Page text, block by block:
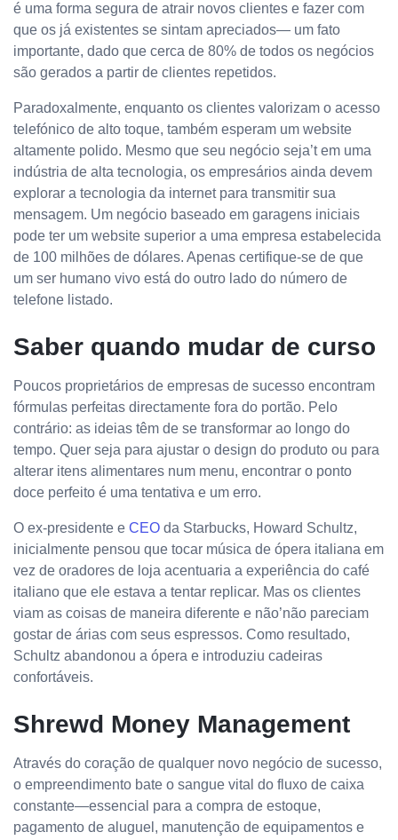
é uma forma segura de atrair novos clientes e fazer com
que os já existentes se sintam apreciados— um fato
importante, dado que cerca de 80% de todos os negócios
são gerados a partir de clientes repetidos.
Paradoxalmente, enquanto os clientes valorizam o acesso
telefónico de alto toque, também esperam um website
altamente polido. Mesmo que seu negócio seja’t em uma
indústria de alta tecnologia, os empresários ainda devem
explorar a tecnologia da internet para transmitir sua
mensagem. Um negócio baseado em garagens iniciais
pode ter um website superior a uma empresa estabelecida
de 100 milhões de dólares. Apenas certifique-se de que
um ser humano vivo está do outro lado do número de
telefone listado.
Saber quando mudar de curso
Poucos proprietários de empresas de sucesso encontram
fórmulas perfeitas directamente fora do portão. Pelo
contrário: as ideias têm de se transformar ao longo do
tempo. Quer seja para ajustar o design do produto ou para
alterar itens alimentares num menu, encontrar o ponto
doce perfeito é uma tentativa e um erro.
O ex-presidente e CEO da Starbucks, Howard Schultz,
inicialmente pensou que tocar música de ópera italiana em
vez de oradores de loja acentuaria a experiência do café
italiano que ele estava a tentar replicar. Mas os clientes
viam as coisas de maneira diferente e não’não pareciam
gostar de árias com seus espressos. Como resultado,
Schultz abandonou a ópera e introduziu cadeiras
confortáveis.
Shrewd Money Management
Através do coração de qualquer novo negócio de sucesso,
o empreendimento bate o sangue vital do fluxo de caixa
constante—essencial para a compra de estoque,
pagamento de aluguel, manutenção de equipamentos e